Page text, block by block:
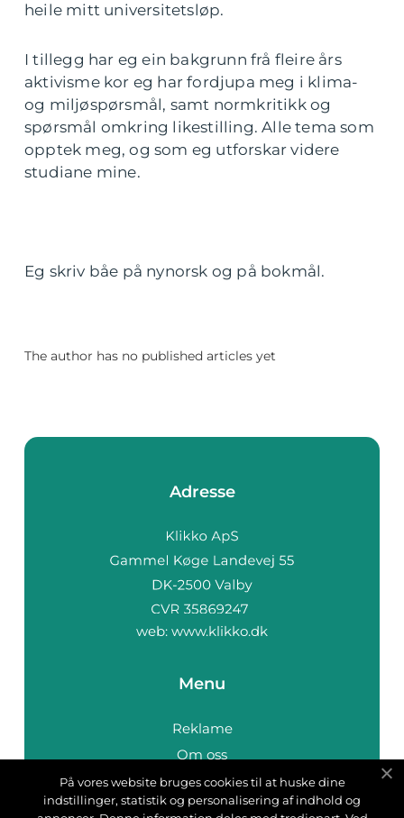
heile mitt universitetsløp.
I tillegg har eg ein bakgrunn frå fleire års
aktivisme kor eg har fordjupa meg i klima-
og miljøspørsmål, samt normkritikk og
spørsmål omkring likestilling. Alle tema som
opptek meg, og som eg utforskar videre
studiane mine.
Eg skriv båe på nynorsk og på bokmål.
The author has no published articles yet
Adresse
web: www.klikko.dk
Menu
Reklame
Om oss
Cookies
Kontakt Oss
På vores website bruges cookies til at huske dine
indstillinger, statistik og personalisering af indhold og